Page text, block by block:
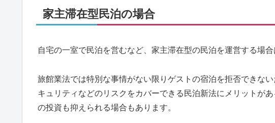
家主滞在型民泊の場合
自宅の一室で民泊を営むなど、家主滞在型の民泊を運営する場
旅館業法では特別な事情がない限りゲストの宿泊を拒否できな
キュリティなどのリスクをカバーできる民泊新法にメリットが
の投資も抑えられる場合もあります。